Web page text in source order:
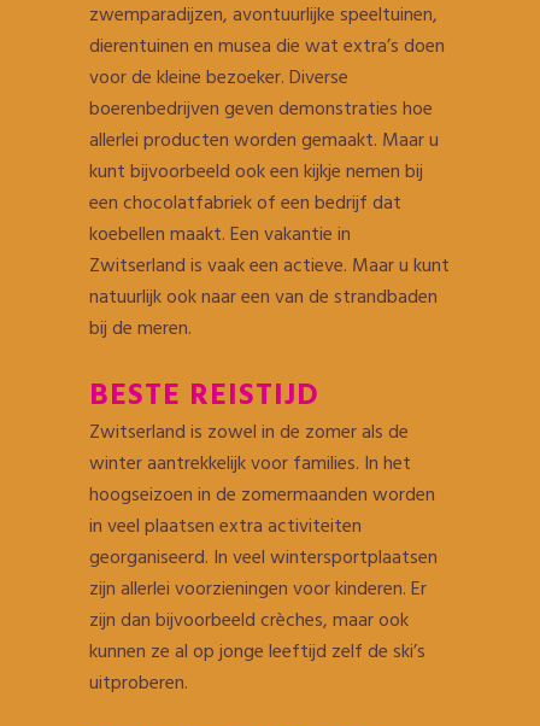
zwemparadijzen, avontuurlijke speeltuinen,
dierentuinen en musea die wat extra’s doen
voor de kleine bezoeker. Diverse
boerenbedrijven geven demonstraties hoe
allerlei producten worden gemaakt. Maar u
kunt bijvoorbeeld ook een kijkje nemen bij
een chocolatfabriek of een bedrijf dat
koebellen maakt. Een vakantie in
Zwitserland is vaak een actieve. Maar u kunt
natuurlijk ook naar een van de strandbaden
bij de meren.
BESTE REISTIJD
Zwitserland is zowel in de zomer als de
winter aantrekkelijk voor families. In het
hoogseizoen in de zomermaanden worden
in veel plaatsen extra activiteiten
georganiseerd. In veel wintersportplaatsen
zijn allerlei voorzieningen voor kinderen. Er
zijn dan bijvoorbeeld crèches, maar ook
kunnen ze al op jonge leeftijd zelf de ski’s
uitproberen.